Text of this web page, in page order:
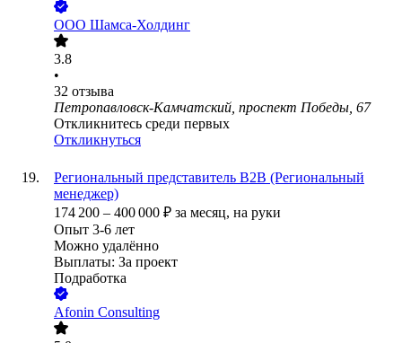
ООО Шамса-Холдинг
3.8
•
32 отзыва
Петропавловск-Камчатский, проспект Победы, 67
Откликнитесь среди первых
Откликнуться
Региональный представитель B2B (Региональный
менеджер)
174 200 – 400 000 ₽ за месяц, на руки
Опыт 3-6 лет
Можно удалённо
Выплаты: За проект
Подработка
Afonin Consulting